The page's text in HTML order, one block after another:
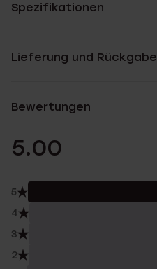
Spezifikationen
Lieferung und Rückgabe
Bewertungen
5.00
5
4
3
2